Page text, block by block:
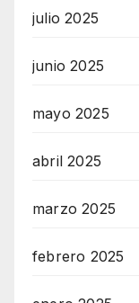
julio 2025
junio 2025
mayo 2025
abril 2025
marzo 2025
febrero 2025